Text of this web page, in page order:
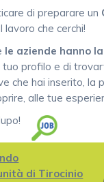
di preparare un
lavoro che cerchi!
le aziende hanno
tuo profilo e di
che hai inserito, la
alle tue
di Tirocinio